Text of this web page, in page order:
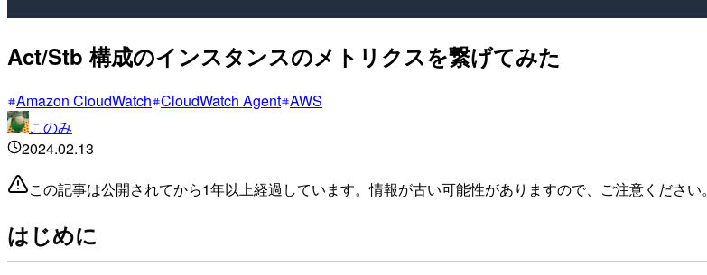
Act/Stb 構成のインスタンスのメトリクスを繋げてみた
Amazon CloudWatch CloudWatch Agent AWS
このみ
2024.02.13
この記事は公開されてから1年以上経過しています。情報が古い可能性がありますので、ご注意ください。
はじめに